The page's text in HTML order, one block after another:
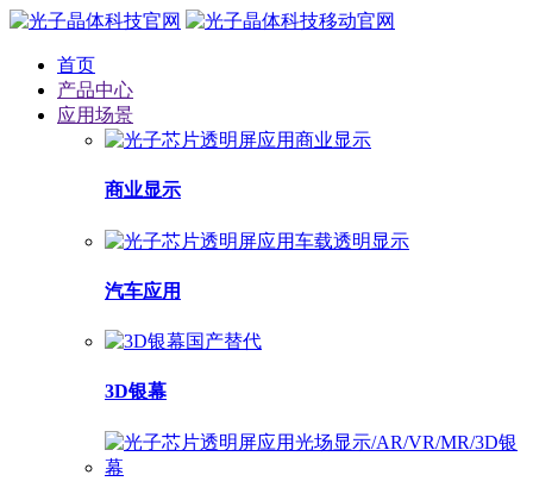
首页
产品中心
应用场景
商业显示
汽车应用
3D银幕